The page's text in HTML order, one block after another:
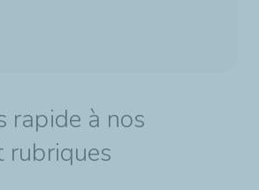
rapide à nos
rubriques